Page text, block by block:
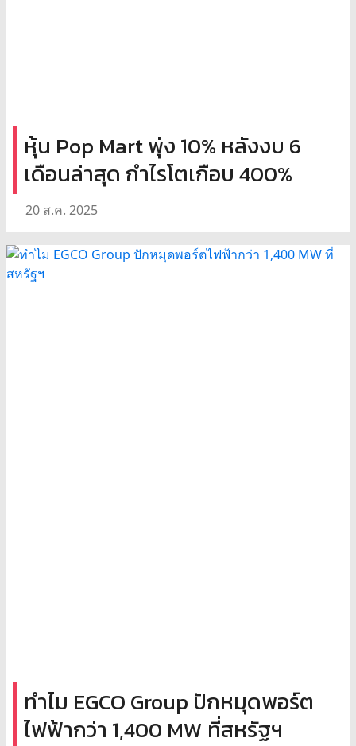
หุ้น Pop Mart พุ่ง 10% หลังงบ 6
เดือนล่าสุด กำไรโตเกือบ 400%
20 ส.ค. 2025
ทำไม EGCO Group ปักหมุดพอร์ต
ไฟฟ้ากว่า 1,400 MW ที่สหรัฐฯ